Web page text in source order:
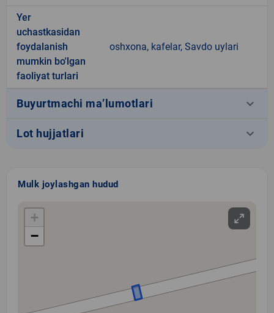
Yer
uchastkasidan
foydalanish
mumkin bo'lgan
faoliyat turlari
oshxona, kafelar, Savdo uylari
Buyurtmachi ma’lumotlari keyboard_arrow_down
Lot hujjatlari keyboard_arrow_down
Mulk joylashgan hudud
+
−